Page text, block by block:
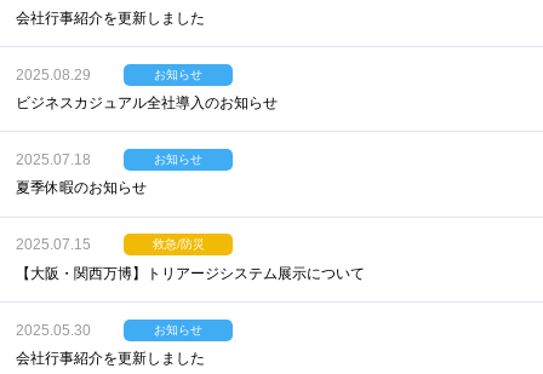
会社行事紹介を更新しました
2025.08.29 お知らせ
ビジネスカジュアル全社導入のお知らせ
2025.07.18 お知らせ
夏季休暇のお知らせ
2025.07.15 救急/防災
【大阪・関西万博】トリアージシステム展示について
2025.05.30 お知らせ
会社行事紹介を更新しました